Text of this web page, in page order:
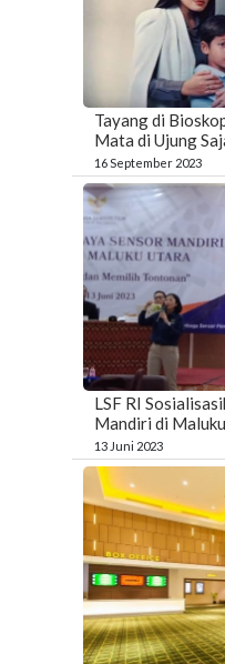
Tayang di
Mata di Ujung
16 September 2023
LSF RI
Mandiri di
13 Juni 2023